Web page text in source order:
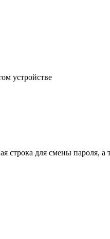
устройстве
строка для смены пароля,